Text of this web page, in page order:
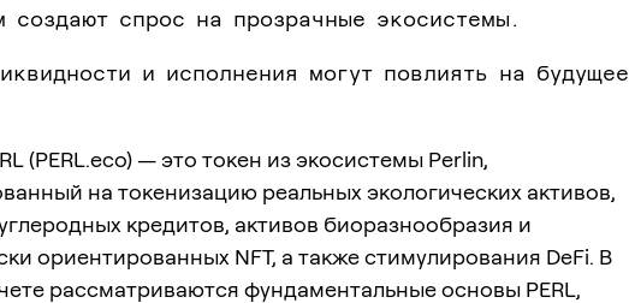
создают спрос на прозрачные экосистемы.
и исполнения могут повлиять на будущее
(PERL.eco) — это токен из экосистемы Perlin,
на токенизацию реальных экологических активов,
кредитов, активов биоразнообразия и
ориентированных NFT, а также стимулирования DeFi. В
рассматриваются фундаментальные основы PERL,